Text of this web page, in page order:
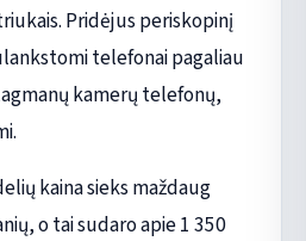
Pridėjus periskopinį
telefonai pagaliau
kamerų telefonų,
kaina sieks maždaug
o tai sudaro apie 1 350